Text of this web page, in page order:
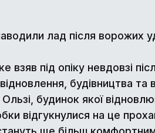
лад після ворожих
під опіку невдовзі
будівництва
будинок якої
відгукнулися на це